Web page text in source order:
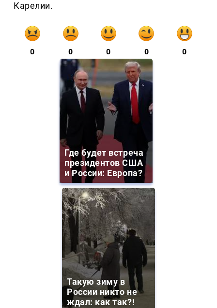
Карелии.
0 0 0 0 0
Где будет встреча
президентов США
и России: Европа?
Такую зиму в
России никто не
ждал: как так?!